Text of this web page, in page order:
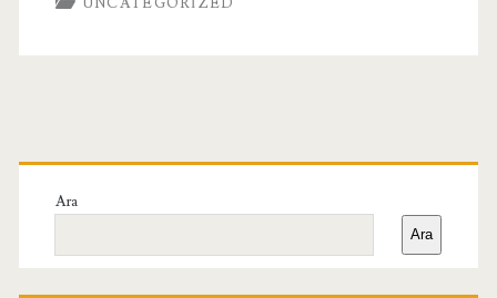
Birincil
Yan
Menü
Ara
Ara